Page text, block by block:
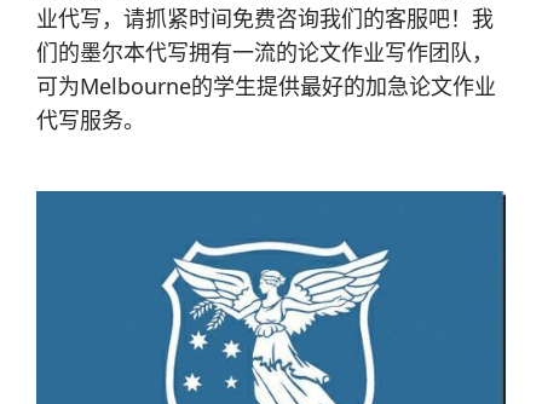
业代写，请抓紧时间免费咨询我们的客服吧！我
们的墨尔本代写拥有一流的论文作业写作团队，
可为Melbourne的学生提供最好的加急论文作业
代写服务。